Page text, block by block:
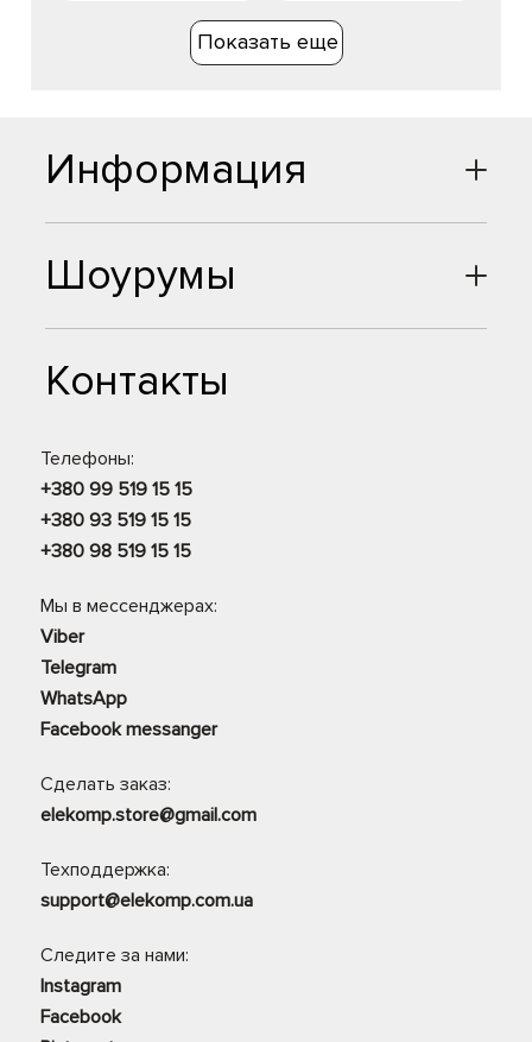
Показать еще
Шоурумы
Контакты
Телефоны:
+380 99 519 15 15
+380 93 519 15 15
+380 98 519 15 15
Мы в мессенджерах:
Viber
Telegram
WhatsApp
Facebook messanger
Сделать заказ:
elekomp.store@gmail.com
Техподдержка:
support@elekomp.com.ua
Следите за нами:
Instagram
Facebook
Информация